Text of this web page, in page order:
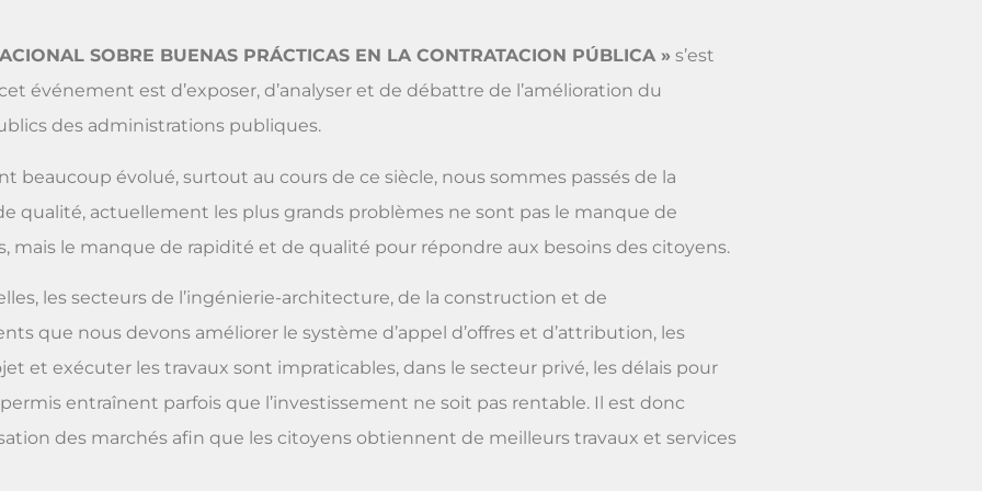
SOBRE BUENAS PRÁCTICAS EN LA CONTRATACION PÚBLICA »s’est
événement est d’exposer, d’analyser et de débattre de l’amélioration du
des administrations publiques.
beaucoup évolué, surtout au cours de ce siècle, nous sommes passés de la
qualité, actuellement les plus grands problèmes ne sont pas le manque de
mais le manque de rapidité et de qualité pour répondre aux besoins des citoyens.
les secteurs de l’ingénierie-architecture, de la construction et de
que nous devons améliorer le système d’appel d’offres et d’attribution, les
et exécuter les travaux sont impraticables, dans le secteur privé, les délais pour
entraînent parfois que l’investissement ne soit pas rentable. Il est donc
des marchés afin que les citoyens obtiennent de meilleurs travaux et services